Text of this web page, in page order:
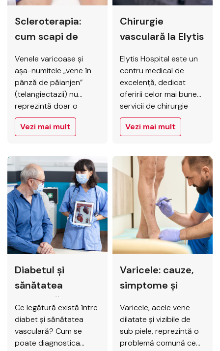
arteroscleroza sau
bolile arteriale
siguranței și acurateței,
ecografia Doppler…
fi subtile și ușor…
Scleroterapia:
cum scapi de
și dureroase?
Venele varicoase și
așa-numitele „vene în
pânză de păianjen”
(telangiectazii) nu
reprezintă doar o
problemă estetică, ci și
una medicală. Milioane
care pot provoca
disconfort, durere,
senzație de greutate și
oboseală la nivelul
picioarelor. Dincolo de
impactul vizual,
netratate, varicele pot
evolua spre complicații
chiar…
Vezi mai mult
Chirurgie
vasculară la Elytis
Elytis Hospital este un
centru medical de
excelență, dedicat
oferirii celor mai bune
servicii de chirurgie
vasculară din regiune.
Cu o echipă de
generație, Elytis
Hospital asigură
diagnostic precis și
tratament eficient
pentru o gamă largă de
afecțiuni vasculare. Ce
este chirurgia
vasculară? Chirurgia
specialitatea medicală
care…
Vezi mai mult
Diabetul și
sănătatea
vasculară: soluții
moderne la Elytis
Hospital
Ce legătură există între
diabet și sănătatea
vasculară? Cum se
poate diagnostica
Varicele: cauze,
simptome și
Elytis Hospital
Varicele, acele vene
dilatate și vizibile de
sub piele, reprezintă o
problemă comună ce